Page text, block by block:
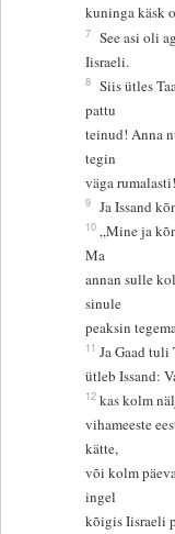
kuninga käsk
7 See asi oli
Iisraeli.
8 Siis ütles
pattu
teinud! Anna
tegin
väga
9 Ja Issand
10 „Mine ja
Ma
annan sulle
sinule
peaksin
11 Ja Gaad
ütleb Issand:
12 kas kolm
vihameeste
kätte,
või kolm
ingel
kõigis Iisraeli